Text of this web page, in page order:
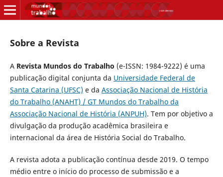
Sobre a Revista
A Revista Mundos do Trabalho (e-ISSN: 1984-9222) é uma
publicação digital conjunta da Universidade Federal de
Santa Catarina (UFSC) e da Associação Nacional de História
do Trabalho (ANAHT) / GT Mundos do Trabalho da
Associação Nacional de História (ANPUH). Tem por objetivo a
divulgação da produção acadêmica brasileira e
internacional da área de História Social do Trabalho.
A revista adota a publicação contínua desde 2019. O tempo
médio entre o início do processo de submissão e a